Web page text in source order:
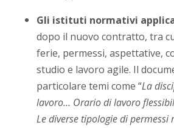
Gli istituti normativi
dopo il nuovo contratto, tra
ferie, permessi, aspettative,
studio e lavoro agile. Il
particolare temi come “La
lavoro… Orario di lavoro
Le diverse tipologie di